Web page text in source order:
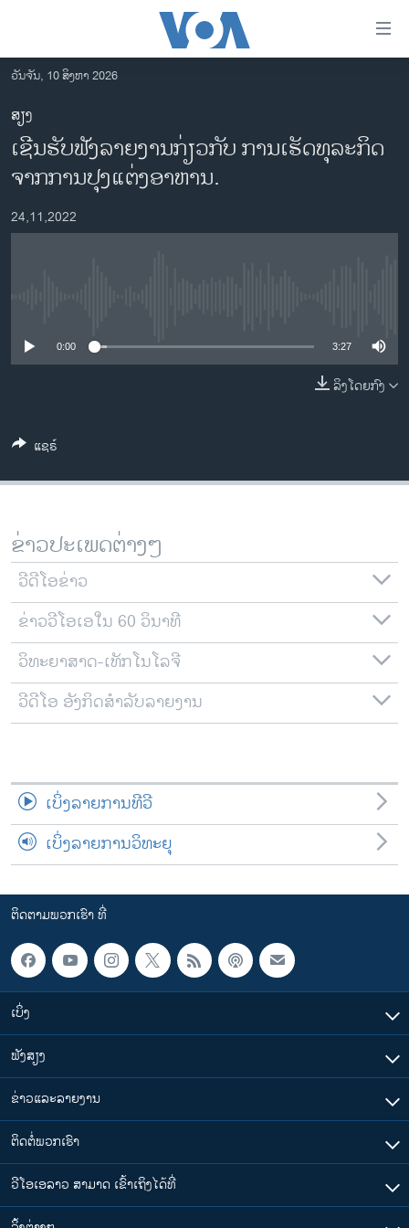
ເຂົ້າ
ຫາ
ຂ້າມ
ຂ້າມ
ຂ້າມ
ຫາ
ຊອກ
ລາວ
ອາເມຣິກາ
ການເລືອກຕັ້ງ ປະທານາທີບໍດີ ສະຫະລັດ 2024
ຂ່າວ​ຈີນ
ຊີວິດຊາວລາວ
ທຸລະກິດ
ພາສາອັງກິດ
ສຽງ
ລາຍການກະຈາຍສຽງ
ລາຍງານ
ຕິດຕາມພວກເຮົາ ທີ່
ພາສາຕ່າງໆ
ວັນຈັນ, 10 ສິງຫາ 2026
ສຽງ
ເຊີນຮັບຟັງລາຍງານກ່ຽວກັບ ການເຮັດທຸລະກິດ
ຈາກການປຸງແຕ່ງອາຫານ.
24,11,2022
0:00 3:27
ລິງໂດຍກົງ
ແຊຣ໌
ຂ່າວປະເພດຕ່າງໆ
ວີດີໂອຂ່າວ
ຂ່າວວີໂອເອໃນ 60 ວິນາທີ
ວິທະຍາສາດ-ເທັກໂນໂລຈີ
ວີດີໂອ ອັງກິດສຳລັບລາຍງານ
ເບິ່ງລາຍການທີວີ
ເບິ່ງລາຍການວິທະຍຸ
ຕິດຕາມພວກເຮົາ ທີ່
ເບິ່ງ
ຟັງສຽງ
ຂ່າວແລະລາຍງານ
ຕິດຕໍ່ພວກເຮົາ
ວີໂອເອລາວ ສາມາດ ເຂົ້າເຖິງໄດ້ທີ່